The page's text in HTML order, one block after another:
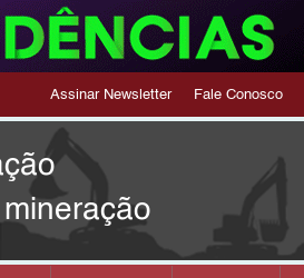
Assinar Newsletter Fale Conosco